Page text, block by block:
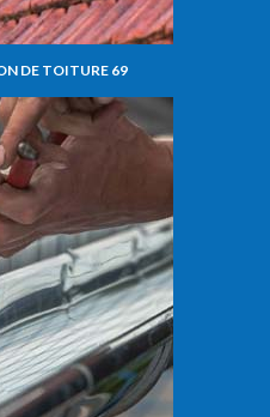
DE TOITURE 69